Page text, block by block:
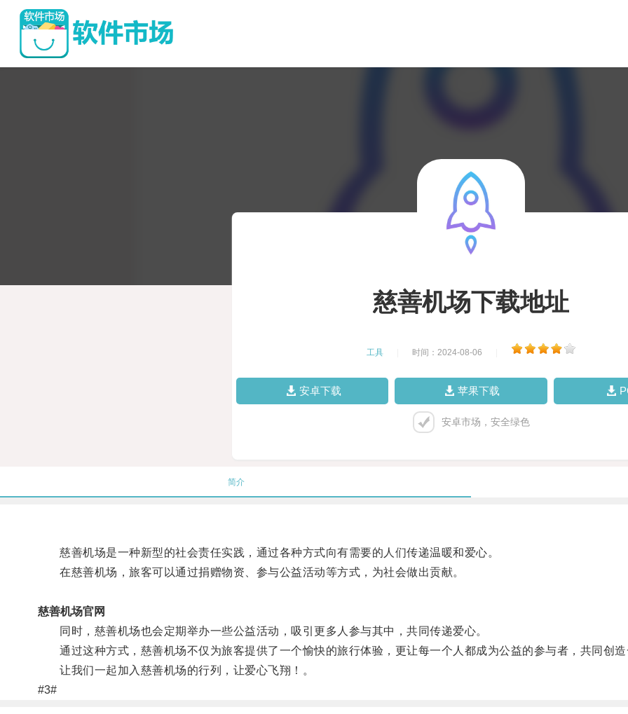
慈善机场下载地址
工具 时间：2024-08-06
安卓下载 苹果下载
安卓市场，安全绿色
简介
慈善机场是一种新型的社会责任实践，通过各种方式向有需要的人们传递温暖和爱心。
在慈善机场，旅客可以通过捐赠物资、参与公益活动等方式，为社会做出贡献。
慈善机场官网
同时，慈善机场也会定期举办一些公益活动，吸引更多人参与其中，共同传递爱心。
通过这种方式，慈善机场不仅为旅客提供了一个愉快的旅行体验，更让每一个人都成为公益的参与者，共同创造
让我们一起加入慈善机场的行列，让爱心飞翔！。
#3#